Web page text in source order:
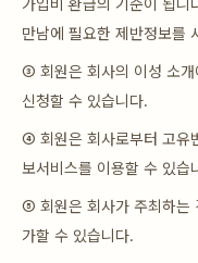
가입비 환급의 기준이 됩
만남에 필요한 제반정보를
③ 회원은 회사의 이성 소개
신청할 수 있습니다.
④ 회원은 회사로부터 고유
보서비스를 이용할 수 있습
⑤ 회원은 회사가 주최하는
가할 수 있습니다.